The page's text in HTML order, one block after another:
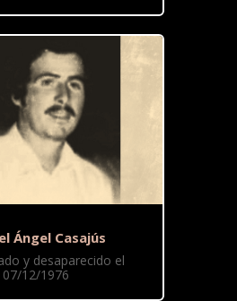
Ángel Casajús
y desaparecido el
07/12/1976